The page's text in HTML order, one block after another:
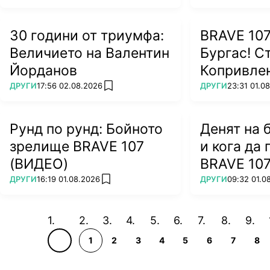
30 години от триумфа:
Величието на Валентин
Йорданов
ПОВЕЧЕ ОТ
ДРУГИ17:56 02.08.2026 add favorites
BRAVE
Бургас!
завърна с
ПОВЕЧЕ ОТ
ДРУГИ23:31
Рунд по рунд: Бойното
зрелище BRAVE 107
(ВИДЕО)
ПОВЕЧЕ ОТ
ДРУГИ16:19 01.08.2026 add favorites
Денят на
и кога да
BRAVE
ПОВЕЧЕ ОТ
ДРУГИ09:32
1 2 3 4 5 6 7 8